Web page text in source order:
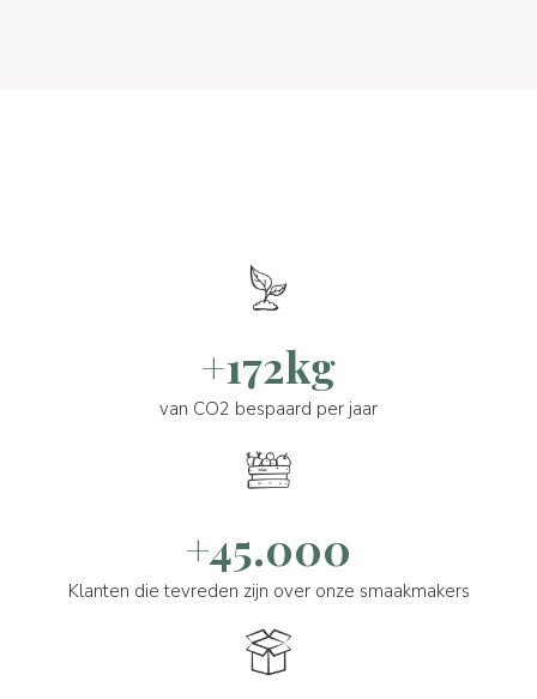
+172kg
van CO2 bespaard per jaar
+45.000
Klanten die tevreden zijn over onze smaakmakers